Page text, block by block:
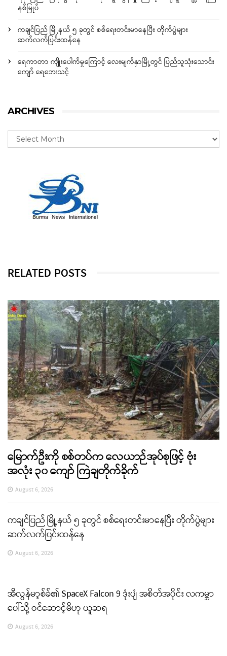
နစ်မြုပ်
ကချင်ပြည် မြို့နယ် ၅ ခုတွင် စစ်ရေးတင်းမာနေပြီး တိုက်ပွဲများ
ဆက်လက်ပြင်းထန်နေ
ရေကာတာ ကျိုးပေါက်မှုကြောင့် လေးမျက်နှာမြို့တွင် ပြည်သူသုံးသောင်း
ကျော် ရေဘေးသင့်
ARCHIVES
RELATED POSTS
မြောက်ဦးကို စစ်တပ်က လေယာဉ်အုပ်စုဖြင့် ဗုံး
အလုံး ၃၀ ကျော် ကြဲချတိုက်ခိုက်
August 6, 2026
ကချင်ပြည် မြို့နယ် ၅ ခုတွင် စစ်ရေးတင်းမာနေပြီး တိုက်ပွဲများ
ဆက်လက်ပြင်းထန်နေ
August 6, 2026
အီလွန်မာ့စ်ခ်၏ SpaceX Falcon 9 ဒုံးပျံ အစိတ်အပိုင်း လကမ္ဘာ
ပေါ်သို့ ဝင်ဆောင့်မိဟု ယူဆရ
August 6, 2026